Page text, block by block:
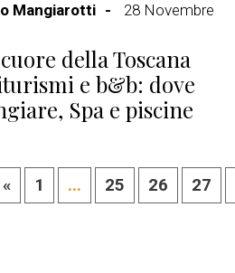
Mangiarotti
28 Novembre
della Toscana
e b&b: dove
Spa e piscine
« 1 ... 25 26 27